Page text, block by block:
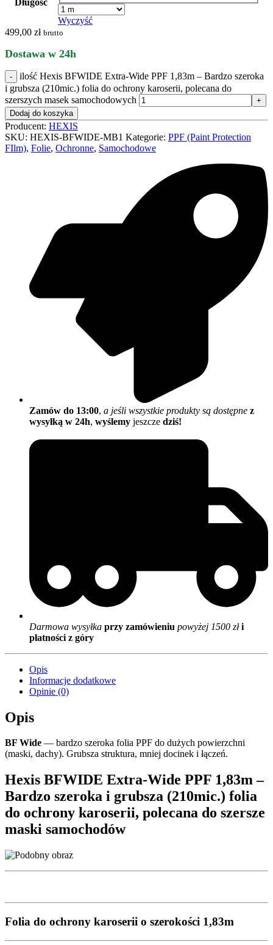
Długość
Wyczyść
499,00 zł brutto
Dostawa w 24h
ilość Hexis BFWIDE Extra-Wide PPF 1,83m – Bardzo szeroka
i grubsza (210mic.) folia do ochrony karoserii, polecana do
szerszych masek samochodowych
Dodaj do koszyka
Producent: HEXIS
SKU: HEXIS-BFWIDE-MB1 Kategorie: PPF (Paint Protection
FIlm), Folie, Ochronne, Samochodowe
Zamów do 13:00, a jeśli wszystkie produkty są dostępne z
wysyłką w 24h, wyślemy jeszcze dziś!
Darmowa wysyłka przy zamówieniu powyżej 1500 złi
płatności z góry
Opis
Informacje dodatkowe
Opinie (0)
Opis
BF Wide — bardzo szeroka folia PPF do dużych powierzchni
(maski, dachy). Grubsza struktura, mniej docinek i łączeń.
Hexis BFWIDE Extra-Wide PPF 1,83m –
Bardzo szeroka i grubsza (210mic.) folia
do ochrony karoserii, polecana do szersze
maski samochodów
Folia do ochrony karoserii o szerokości 1,83m